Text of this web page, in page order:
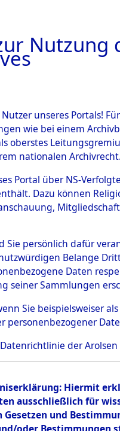
3Akten
LUIS
Land
Spanien
Effekte/n
Documental de la
Salamanca/Spanien.
Erschließung durch
ermittelt.
Namensvarianten
Nutzung
unseres Portals!
wie bei einem
oberstes
nationalen
Portal über NS-
Dazu können
Sie persönlich dafür
Belange
Daten
seiner Sammlungen
Sie beispielsweiser
personenbezogener
der Arolsen
Hiermit
ausschließlich für
und